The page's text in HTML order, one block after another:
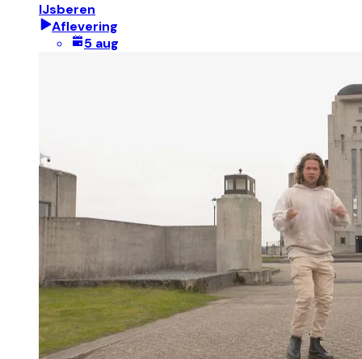
IJsberen
Aflevering
5 aug